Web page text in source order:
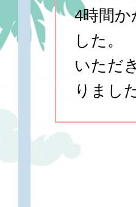
4時間
した。
いただ
りまし